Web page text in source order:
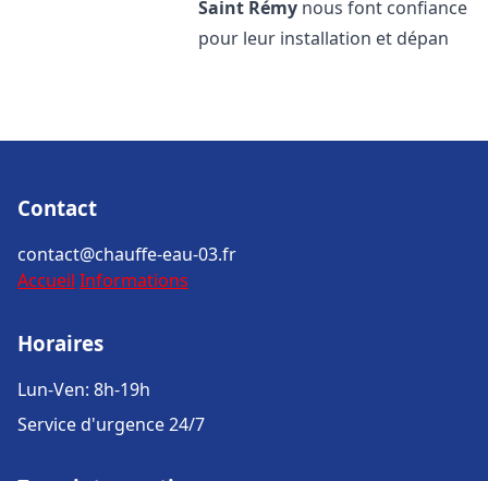
Saint Rémy nous font confiance
pour leur installation et dépan
Contact
contact@chauffe-eau-03.fr
Accueil Informations
Horaires
Lun-Ven: 8h-19h
Service d'urgence 24/7